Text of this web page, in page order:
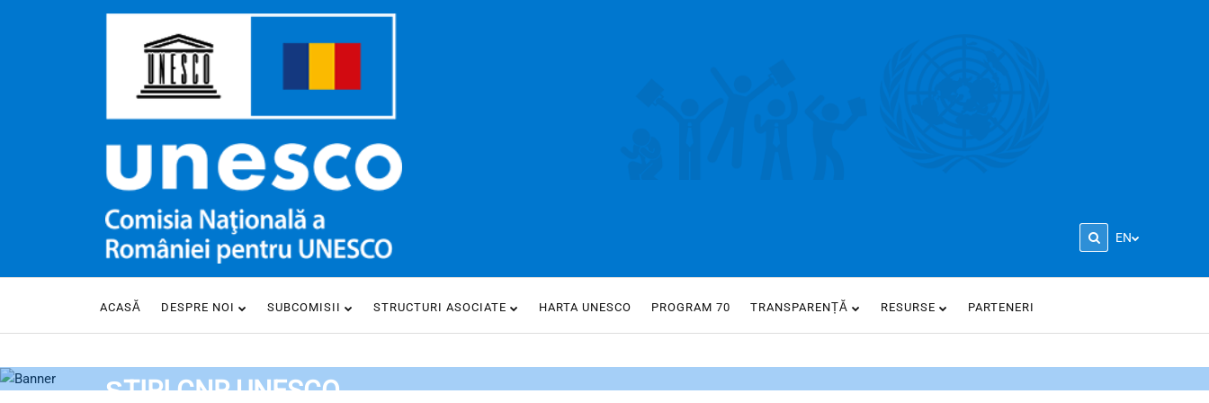
EN
ACASĂ DESPRE NOI SUBCOMISII STRUCTURI ASOCIATE HARTA UNESCO PROGRAM 70 TRANSPARENȚĂ RESURSE PARTENERI
ȘTIRI CNR UNESCO